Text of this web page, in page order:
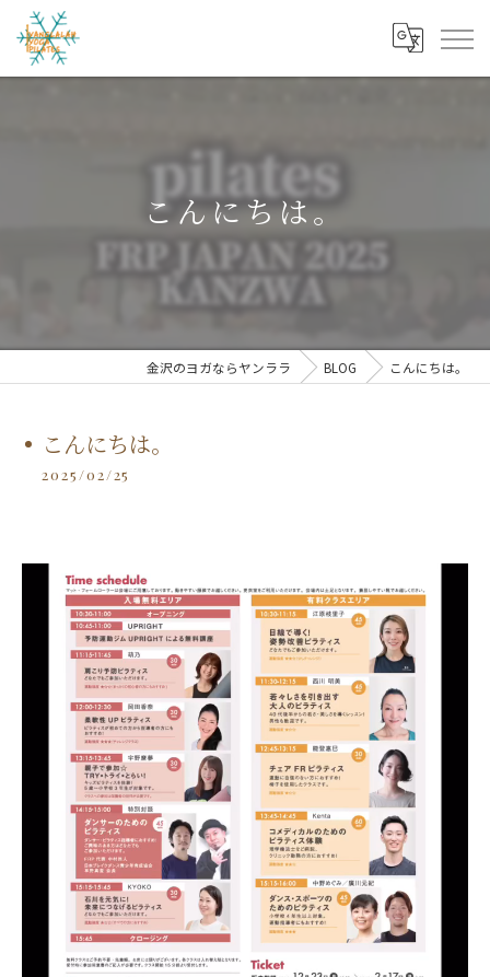
こんにちは。
金沢のヨガならヤンララ BLOG こんにちは。
こんにちは。
2025/02/25